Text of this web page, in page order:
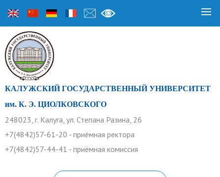
КАЛУЖСКИЙ ГОСУДАРСТВЕННЫЙ УНИВЕРСИТЕТ
им. К. Э. ЦИОЛКОВСКОГО
248023, г. Калуга, ул. Степана Разина, 26
+7(4842)57-61-20 - приёмная ректора
+7(4842)57-44-41 - приёмная комиссия